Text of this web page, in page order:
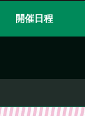
開催日程